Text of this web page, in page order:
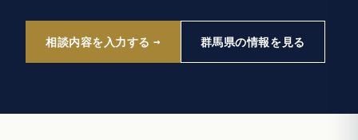
相談内容を入力する 群馬県の情報を見る